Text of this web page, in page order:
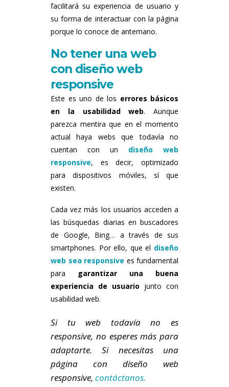
facilitará su experiencia de usuario y
su forma de interactuar con la página
porque lo conoce de antemano.
No tener una web
con diseño web
responsive
Este es uno de los errores básicos
en la usabilidad web. Aunque
parezca mentira que en el momento
actual haya webs que todavía no
cuentan con un diseño web
responsive, es decir, optimizado
para dispositivos móviles, sí que
existen.
Cada vez más los usuarios acceden a
las búsquedas diarias en buscadores
de Google, Bing… a través de sus
smartphones. Por ello, que el diseño
web sea responsive es fundamental
para garantizar una buena
experiencia de usuario junto con
usabilidad web.
Si tu web todavía no es
responsive, no esperes más para
adaptarte. Si necesitas una
página con diseño web
responsive, contáctanos.